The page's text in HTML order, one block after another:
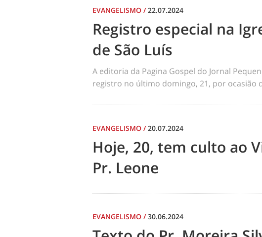
EVANGELISMO /22.07.2024
Registro especial na
de São Luís
A editoria da Pagina Gospel do Jornal
registro no último domingo, 21, por ocasião
EVANGELISMO /20.07.2024
Hoje, 20, tem culto ao
Pr. Leone
EVANGELISMO /30.06.2024